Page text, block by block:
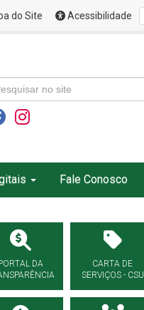
do Site Acessibilidade
Fale Conosco
DA
CARTA DE
SERVIÇOS - CSU